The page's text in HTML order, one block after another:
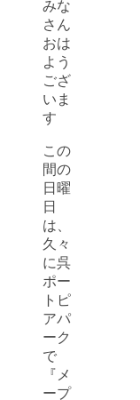
みな
さん
おは
よう
ござ
いま
す
この
間の
日曜
日
は、
久々
に呉
ポー
トピ
アパ
ーク
で
『メ
ープ